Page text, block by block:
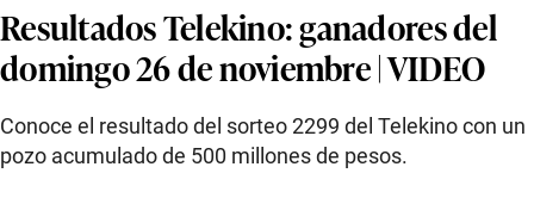
Resultados Telekino: ganadores del
domingo 26 de noviembre | VIDEO
Conoce el resultado del sorteo 2299 del Telekino con un
pozo acumulado de 500 millones de pesos.